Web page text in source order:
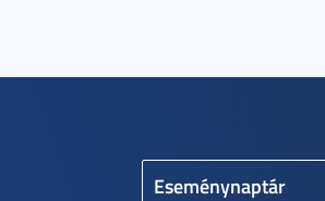
Eseménynaptár